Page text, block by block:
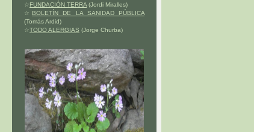
☆FUNDACIÓN TERRA (Jordi Miralles)
☆ BOLETÍN DE LA SANIDAD PÚBLICA
(Tomás Ardid)
☆TODO ALERGIAS (Jorge Churba)